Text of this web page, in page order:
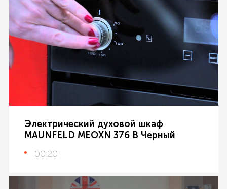
Электрический духовой шкаф
MAUNFELD MEOXN 376 B Черный
00:20